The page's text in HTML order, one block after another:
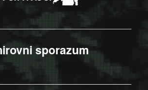
sporazum